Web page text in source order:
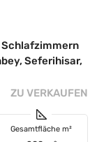
Schlafzimmern
Seferihisar,
ZU VERKAUFEN
Gesamtfläche m²